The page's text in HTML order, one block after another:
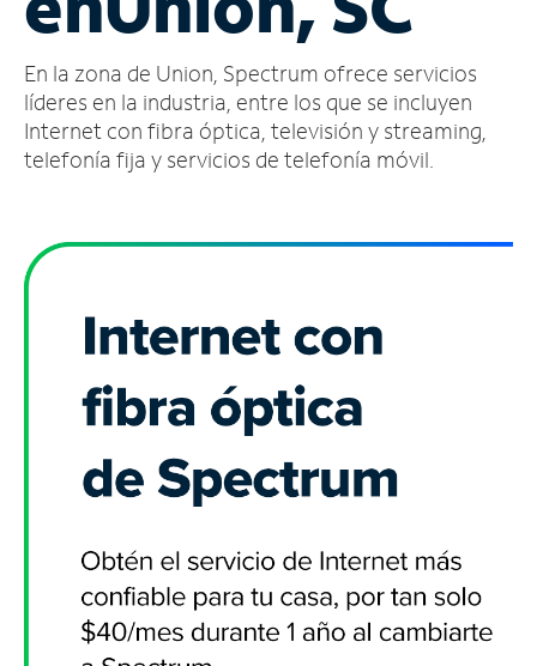
cuenta
Encuentra
una
tienda
En la zona de Union, Spectrum ofrece servicios
líderes en la industria, entre los que se incluyen
Internet con fibra óptica, televisión y streaming,
telefonía fija y servicios de telefonía móvil.